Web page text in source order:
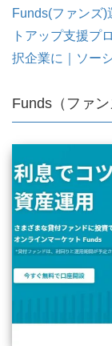
Funds(ファンズ
トアップ支援プ
択企業に｜ソー
Funds（ファ